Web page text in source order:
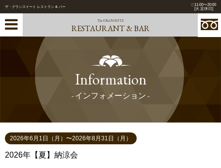
The GRAN SUITE
RESTAURANT & BAR
ザ・グランスイート レストラン & バー
11:00〜20:00
[火 定休日]
Information
- インフォメーション -
2026年6月1日（月）〜2026年8月31日（月）
2026年【夏】納涼会